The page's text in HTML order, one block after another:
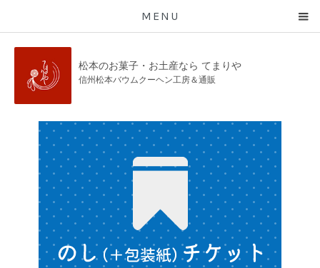
MENU
松本のお菓子・お土産なら てまりや
信州松本バウムクーヘン工房＆通販